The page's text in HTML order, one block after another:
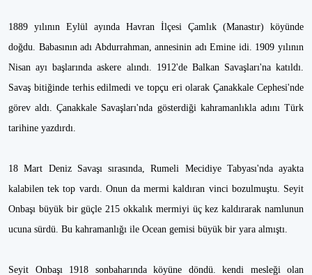
1889 yılının Eylül ayında Havran İlçesi Çamlık (Manastır) köyünde
doğdu. Babasının adı Abdurrahman, annesinin adı Emine idi. 1909 yılının
Nisan ayı başlarında askere alındı. 1912'de Balkan Savaşları'na katıldı.
Savaş bitiğinde terhis edilmedi ve topçu eri olarak Çanakkale Cephesi'nde
görev aldı. Çanakkale Savaşları'nda gösterdiği kahramanlıkla adını Türk
tarihine yazdırdı.
18 Mart Deniz Savaşı sırasında, Rumeli Mecidiye Tabyası'nda ayakta
kalabilen tek top vardı. Onun da mermi kaldıran vinci bozulmuştu. Seyit
Onbaşı büyük bir güçle 215 okkalık mermiyi üç kez kaldırarak namlunun
ucuna sürdü. Bu kahramanlığı ile Ocean gemisi büyük bir yara almıştı.
Seyit Onbaşı 1918 sonbaharında köyüne döndü. kendi mesleği olan